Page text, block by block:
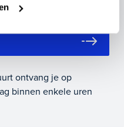
ontvang je op
binnen enkele uren